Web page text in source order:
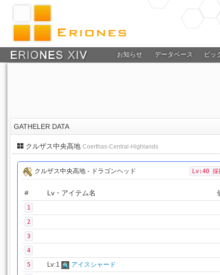
お知らせ データベース ピッ
GATHELER DATA
クルザス中央高地 Coerthas-Central-Highlands
クルザス中央高地 - ドラゴンヘッド Lv:40 採
# Lv・アイテム名
1
2
3
4
5 Lv:1 アイスシャード